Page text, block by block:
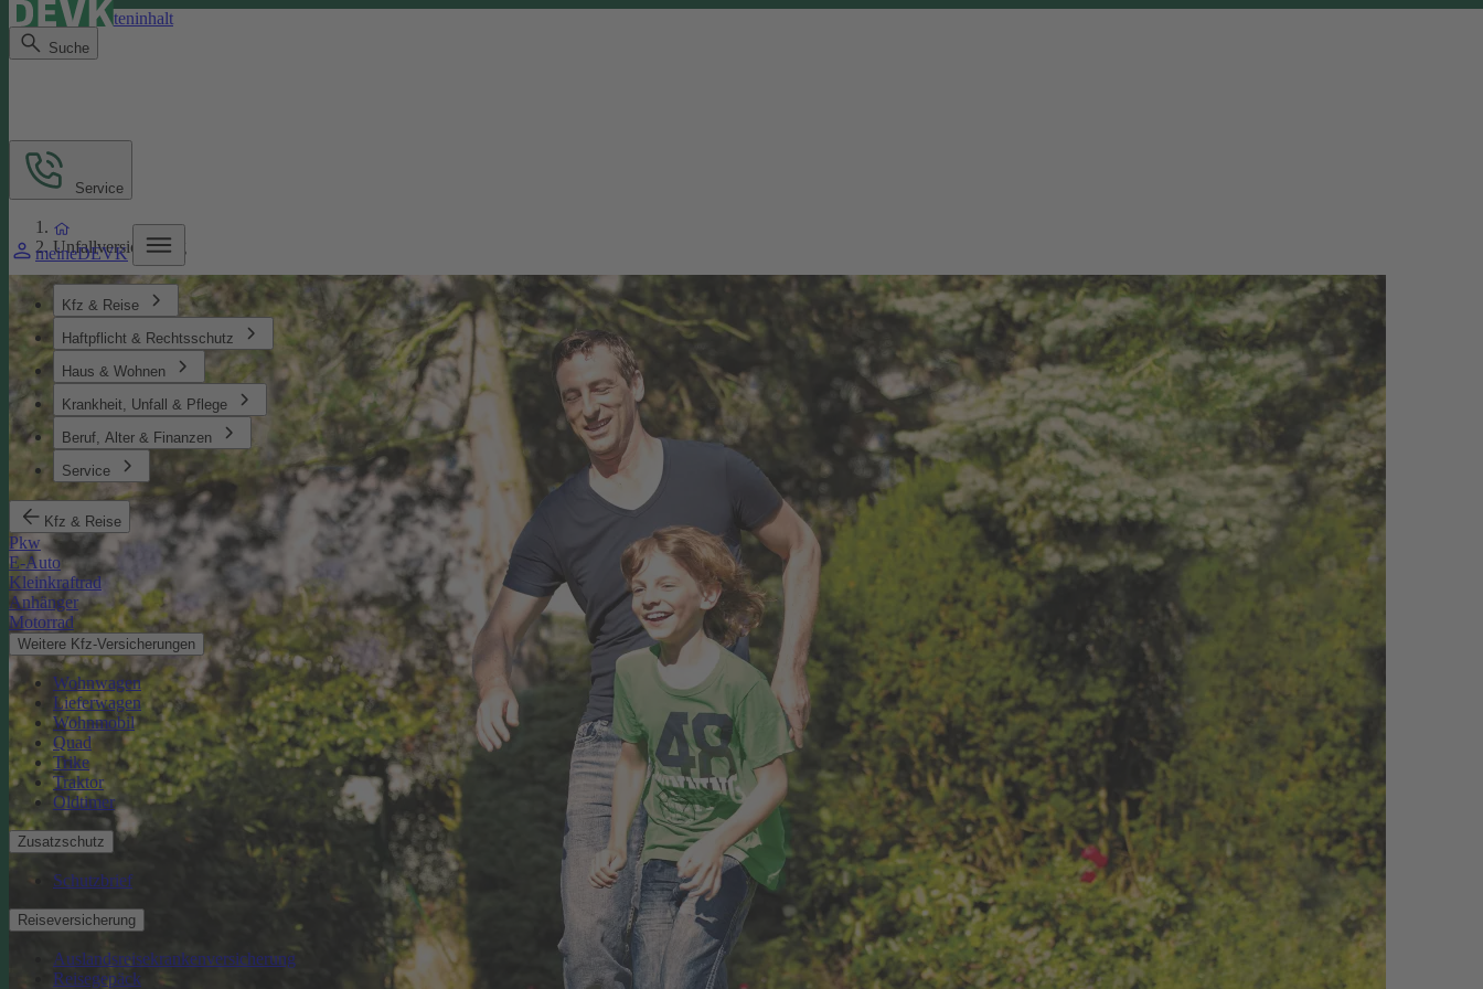
Direkt zum Seiteninhalt
Suche
meineDEVK
Kfz & Reise
Haftpflicht & Rechtsschutz
Haus & Wohnen
Krankheit, Unfall & Pflege
Beruf, Alter & Finanzen
Service
Kfz & Reise
Pkw
E-Auto
Kleinkraftrad
Anhänger
Motorrad
Weitere Kfz-Versicherungen
Wohnwagen
Lieferwagen
Wohnmobil
Quad
Trike
Traktor
Oldtimer
Zusatzschutz
Schutzbrief
Reiseversicherung
Auslandsreisekrankenversicherung
Reisegepäck
Service
Unfallversicherung